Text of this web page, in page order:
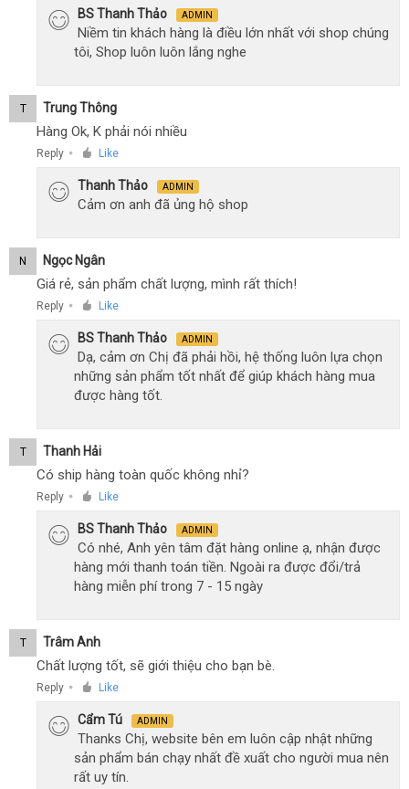
BS Thanh Thảo ADMIN
Niềm tin khách hàng là điều lớn nhất với shop chúng
tôi, Shop luôn luôn lắng nghe
T Trung Thông
Hàng Ok, K phải nói nhiều
Reply ● Like
Thanh Thảo ADMIN
Cảm ơn anh đã ủng hộ shop
N Ngọc Ngân
Giá rẻ, sản phẩm chất lượng, mình rất thích!
Reply ● Like
BS Thanh Thảo ADMIN
Dạ, cảm ơn Chị đã phải hồi, hệ thống luôn lựa chọn
những sản phẩm tốt nhất để giúp khách hàng mua
được hàng tốt.
T Thanh Hải
Có ship hàng toàn quốc không nhỉ?
Reply ● Like
BS Thanh Thảo ADMIN
Có nhé, Anh yên tâm đặt hàng online ạ, nhận được
hàng mới thanh toán tiền. Ngoài ra được đổi/trả
hàng miễn phí trong 7 - 15 ngày
T Trâm Anh
Chất lượng tốt, sẽ giới thiệu cho bạn bè.
Reply ● Like
Cẩm Tú ADMIN
Thanks Chị, website bên em luôn cập nhật những
sản phẩm bán chạy nhất đề xuất cho người mua nên
rất uy tín.